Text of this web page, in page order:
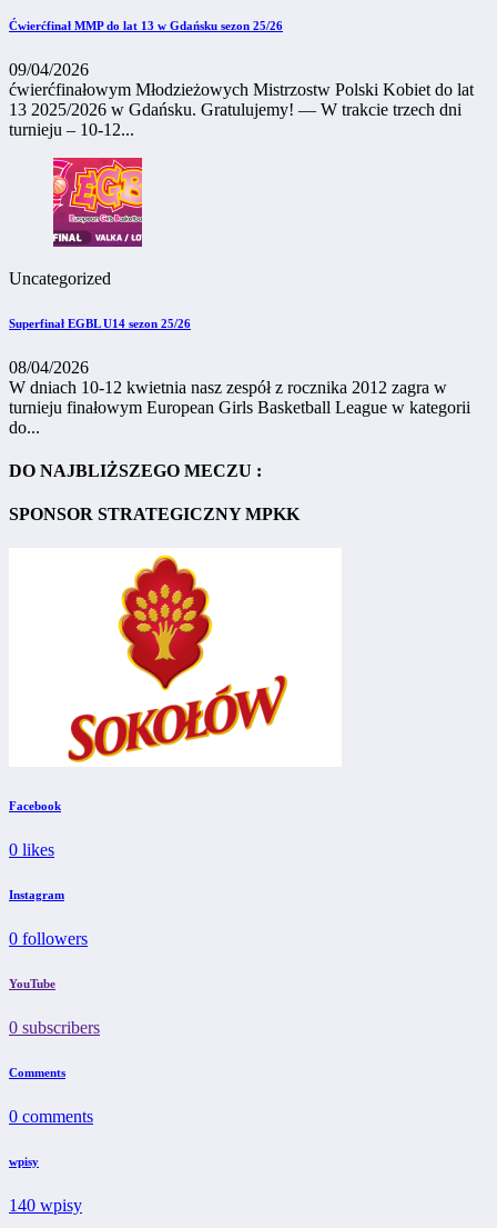
Ćwierćfinał MMP do lat 13 w Gdańsku sezon 25/26
09/04/2026
ćwierćfinałowym Młodzieżowych Mistrzostw Polski Kobiet do lat
13 2025/2026 w Gdańsku. Gratulujemy! — W trakcie trzech dni
turnieju – 10-12...
Uncategorized
Superfinał EGBL U14 sezon 25/26
08/04/2026
W dniach 10-12 kwietnia nasz zespół z rocznika 2012 zagra w
turnieju finałowym European Girls Basketball League w kategorii
do...
DO NAJBLIŻSZEGO MECZU :
SPONSOR STRATEGICZNY MPKK
Facebook
0 likes
Instagram
0 followers
YouTube
0 subscribers
Comments
0 comments
wpisy
140 wpisy